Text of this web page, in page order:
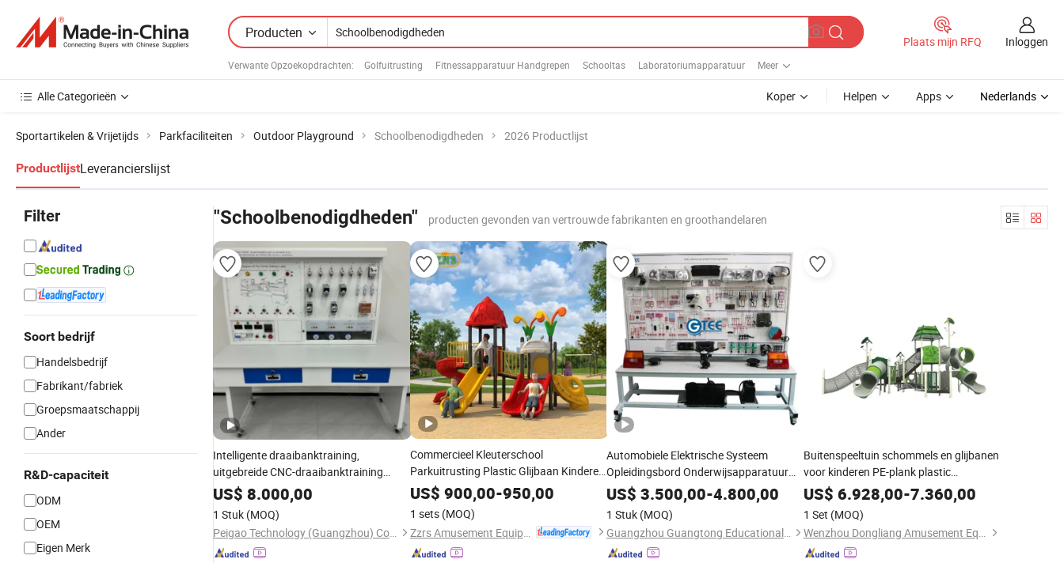
Producten
Verwante Opzoekopdrachten: Golfuitrusting Fitnessapparatuur Handgrepen Schooltas Laboratoriumapparatuur Meer
Plaats mijn RFQ Inloggen
Alle Categorieën Koper Helpen Apps Nederlands
Sportartikelen & Vrijetijds Parkfaciliteiten Outdoor Playground Schoolbenodigdheden 2026 Productlijst
ProductlijstLeverancierslijst
Filter
Soort bedrijf
Handelsbedrijf
Fabrikant/fabriek
Groepsmaatschappij
Ander
R&D-capaciteit
ODM
OEM
Eigen Merk
"Schoolbenodigdheden" producten gevonden van vertrouwde fabrikanten en groothandelaren
Intelligente draaibanktraining,
uitgebreide CNC-draaibanktraining
werkbank, onderwijs laboratorium,
schoolapparatuur technologie,
beroepsopleiding
US$ 8.000,00
1 Stuk (MOQ)
Peigao Technology (Guangzhou) Co., Ltd.
Commercieel Kleuterschool
Parkuitrusting Plastic Glijbaan Kinderen
Speel School Kind Buiten Amusements
Speelplaats met Multifunctioneel
Activiteitencentrum
US$ 900,00-950,00
1 sets (MOQ)
Automobiele Elektrische Systeem
Opleidingsbord Onderwijsapparatuur
Automobiele Opleidingsapparatuur voor
Scholen
US$ 3.500,00-4.800,00
1 Stuk (MOQ)
Guangzhou Guangtong Educational Equipment Co., Ltd.
Buitenspeeltuin schommels en glijbanen
voor kinderen PE-plank plastic
speelgoed voor scholen en parken
amusementsapparatuur voor kinderen
resorts
US$ 6.928,00-7.360,00
1 Set (MOQ)
Wenzhou Dongliang Amusement Equipment Co., Ltd